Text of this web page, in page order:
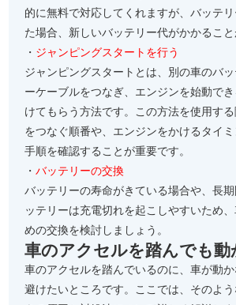
的に無料で対応してくれますが、バッテ
た場合、新しいバッテリー代がかかること
・ ジャンピングスタートを行う
ジャンピングスタートとは、別の車のバ
ーケーブルをつなぎ、エンジンを始動で
けてもらう方法です。この方法を使用す
をつなぐ順番や、エンジンをかけるタイ
手順を確認することが重要です。
・バッテリーの交換
バッテリーの寿命がきている場合や、長
ッテリーは充電切れを起こしやすいため
めの交換を検討しましょう。
車のアクセルを踏んでも動
車のアクセルを踏んでいるのに、車が動
避けたいところです。ここでは、そのよ